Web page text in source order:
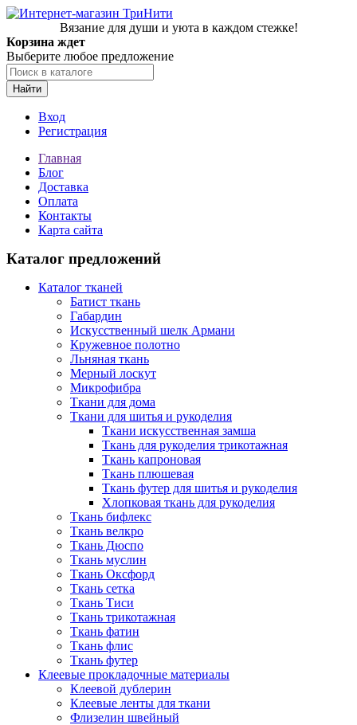
Вязание для души и уюта в каждом стежке!
Корзина ждет
Выберите любое предложение
Найти
Вход
Регистрация
Главная
Блог
Доставка
Оплата
Контакты
Карта сайта
Каталог предложений
Каталог тканей
Батист ткань
Габардин
Искусственный шелк Армани
Кружевное полотно
Льняная ткань
Мерный лоскут
Микрофибра
Ткани для дома
Ткани для шитья и рукоделия
Ткани искусственная замша
Ткань для рукоделия трикотажная
Ткань капроновая
Ткань плюшевая
Ткань футер для шитья и рукоделия
Хлопковая ткань для рукоделия
Ткань бифлекс
Ткань велкро
Ткань Дюспо
Ткань муслин
Ткань Оксфорд
Ткань сетка
Ткань Тиси
Ткань трикотажная
Ткань фатин
Ткань флис
Ткань футер
Клеевые прокладочные материалы
Клеевой дублерин
Клеевые ленты для ткани
Флизелин швейный